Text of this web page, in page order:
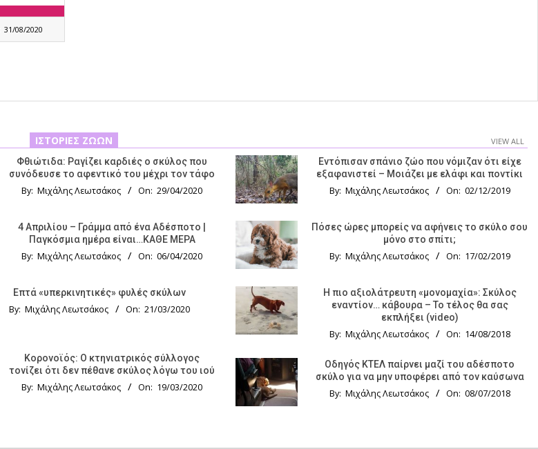
31/08/2020
ΙΣΤΟΡΊΕΣ ΖΏΩΝ VIEW ALL
Φθιώτιδα: Ραγίζει καρδιές ο σκύλος που
συνόδευσε το αφεντικό του μέχρι τον τάφο
By: Μιχάλης Λεωτσάκος On: 29/04/2020
4 Απριλίου – Γράμμα από ένα Αδέσποτο |
Παγκόσμια ημέρα είναι…ΚΑΘΕ ΜΕΡΑ
By: Μιχάλης Λεωτσάκος On: 06/04/2020
Επτά «υπερκινητικές» φυλές σκύλων
By: Μιχάλης Λεωτσάκος On: 21/03/2020
Κορονοϊός: Ο κτηνιατρικός σύλλογος
τονίζει ότι δεν πέθανε σκύλος λόγω του ιού
By: Μιχάλης Λεωτσάκος On: 19/03/2020
Εντόπισαν σπάνιο ζώο που νόμιζαν ότι είχε
εξαφανιστεί – Μοιάζει με ελάφι και ποντίκι
By: Μιχάλης Λεωτσάκος On: 02/12/2019
Πόσες ώρες μπορείς να αφήνεις το σκύλο σου
μόνο στο σπίτι;
By: Μιχάλης Λεωτσάκος On: 17/02/2019
Η πιο αξιολάτρευτη «μονομαχία»: Σκύλος
εναντίον… κάβουρα – Το τέλος θα σας
εκπλήξει (video)
By: Μιχάλης Λεωτσάκος On: 14/08/2018
Οδηγός KTΕΛ παίρνει μαζί του αδέσποτο
σκύλο για να μην υποφέρει από τον καύσωνα
By: Μιχάλης Λεωτσάκος On: 08/07/2018